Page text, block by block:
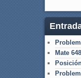
Mate